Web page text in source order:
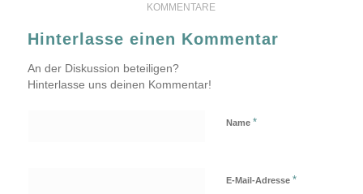
KOMMENTARE
Hinterlasse einen Kommentar
An der Diskussion beteiligen?
Hinterlasse uns deinen Kommentar!
Name *
E-Mail-Adresse *